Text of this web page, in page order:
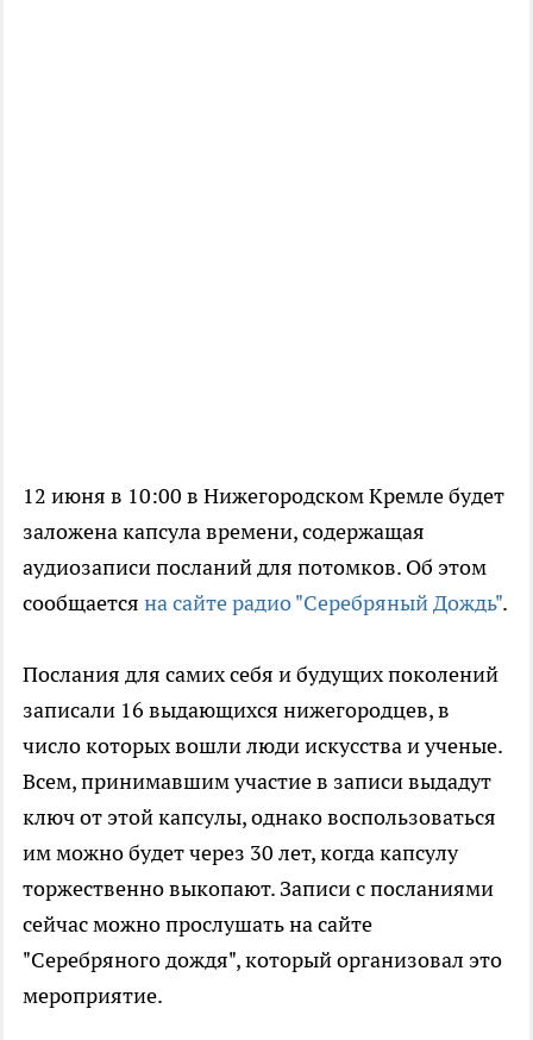
12 июня в 10:00 в Нижегородском Кремле будет
заложена капсула времени, содержащая
аудиозаписи посланий для потомков. Об этом
сообщается на сайте радио "Серебряный Дождь".
Послания для самих себя и будущих поколений
записали 16 выдающихся нижегородцев, в
число которых вошли люди искусства и ученые.
Всем, принимавшим участие в записи выдадут
ключ от этой капсулы, однако воспользоваться
им можно будет через 30 лет, когда капсулу
торжественно выкопают. Записи с посланиями
сейчас можно прослушать на сайте
"Серебряного дождя", который организовал это
мероприятие.